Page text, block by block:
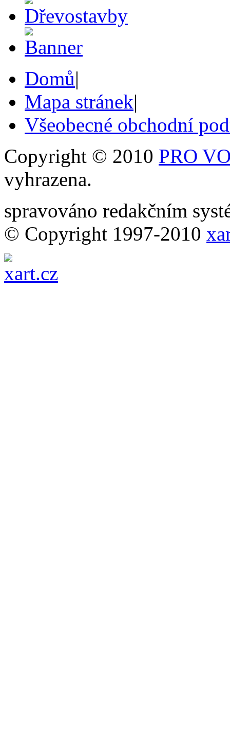
Domů|
Mapa stránek|
Všeobecné obchodní
Copyright © 2010 PRO
vyhrazena.
spravováno redakčním
© Copyright 1997-2010